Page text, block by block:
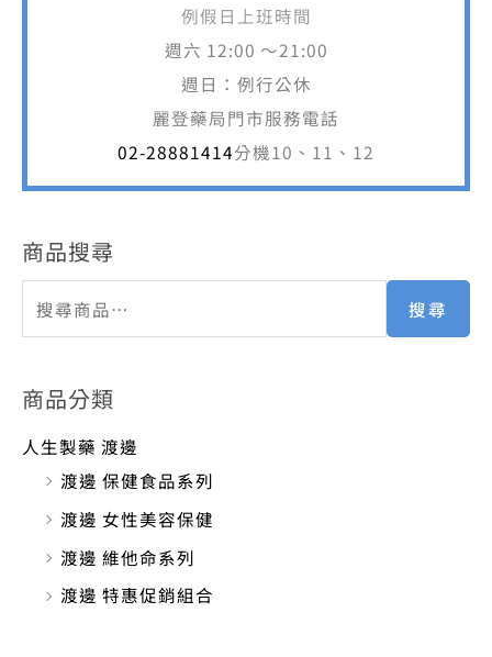
例假日上班時間
週六 12:00 ～21:00
週日：例行公休
麗登藥局門市服務電話
02-28881414分機10、11、12
商品搜尋
搜尋
商品分類
人生製藥 渡邊
渡邊 保健食品系列
渡邊 女性美容保健
渡邊 維他命系列
渡邊 特惠促銷組合